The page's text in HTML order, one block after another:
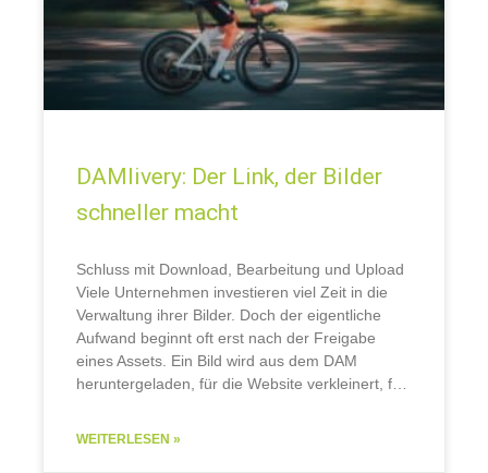
DAMlivery: Der Link, der Bilder
schneller macht
Schluss mit Download, Bearbeitung und Upload
Viele Unternehmen investieren viel Zeit in die
Verwaltung ihrer Bilder. Doch der eigentliche
Aufwand beginnt oft erst nach der Freigabe
eines Assets. Ein Bild wird aus dem DAM
heruntergeladen, für die Website verkleinert, für
optimiert und anschließend
WEITERLESEN »